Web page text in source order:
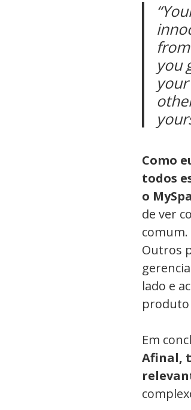
you
Como
todos
o
de ver
Outros
lado e
produto
Em
Afinal,